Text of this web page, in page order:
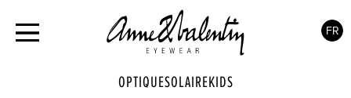
OPTIQUESOLAIREKIDS
FR